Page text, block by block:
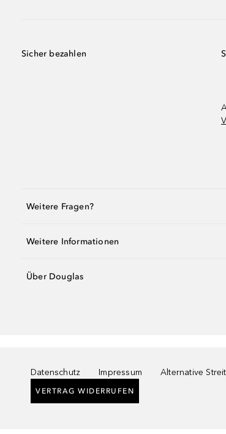
Sicher bezahlen
Weitere Fragen?
Weitere Informationen
Über Douglas
Datenschutz Impressum Alternative
VERTRAG WIDERRUFEN